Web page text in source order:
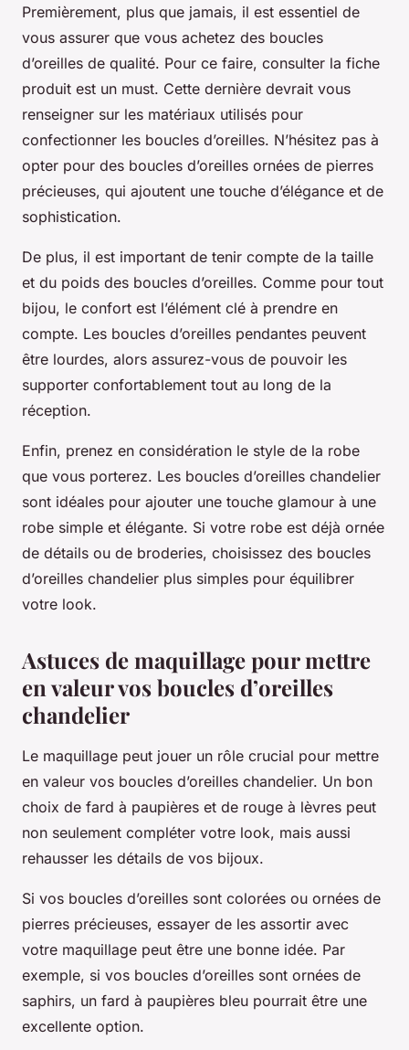
Premièrement, plus que jamais, il est essentiel de
vous assurer que vous achetez des boucles
d’oreilles de qualité. Pour ce faire, consulter la fiche
produit est un must. Cette dernière devrait vous
renseigner sur les matériaux utilisés pour
confectionner les boucles d’oreilles. N’hésitez pas à
opter pour des boucles d’oreilles ornées de pierres
précieuses, qui ajoutent une touche d’élégance et de
sophistication.
De plus, il est important de tenir compte de la taille
et du poids des boucles d’oreilles. Comme pour tout
bijou, le confort est l’élément clé à prendre en
compte. Les boucles d’oreilles pendantes peuvent
être lourdes, alors assurez-vous de pouvoir les
supporter confortablement tout au long de la
réception.
Enfin, prenez en considération le style de la robe
que vous porterez. Les boucles d’oreilles chandelier
sont idéales pour ajouter une touche glamour à une
robe simple et élégante. Si votre robe est déjà ornée
de détails ou de broderies, choisissez des boucles
d’oreilles chandelier plus simples pour équilibrer
votre look.
Astuces de maquillage pour mettre
en valeur vos boucles d’oreilles
chandelier
Le maquillage peut jouer un rôle crucial pour mettre
en valeur vos boucles d’oreilles chandelier. Un bon
choix de fard à paupières et de rouge à lèvres peut
non seulement compléter votre look, mais aussi
rehausser les détails de vos bijoux.
Si vos boucles d’oreilles sont colorées ou ornées de
pierres précieuses, essayer de les assortir avec
votre maquillage peut être une bonne idée. Par
exemple, si vos boucles d’oreilles sont ornées de
saphirs, un fard à paupières bleu pourrait être une
excellente option.